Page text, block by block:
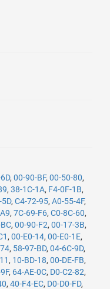
, 00-90-BF, 00-50-80,
, 38-1C-1A, F4-0F-1B,
5D, C4-72-95, A0-55-4F,
, 7C-69-F6, C0-8C-60,
, 00-90-F2, 00-17-3B,
, 00-E0-14, 00-E0-1E,
, 58-97-BD, 04-6C-9D,
, 10-BD-18, 00-DE-FB,
, 64-AE-0C, D0-C2-82,
, 40-F4-EC, D0-D0-FD,